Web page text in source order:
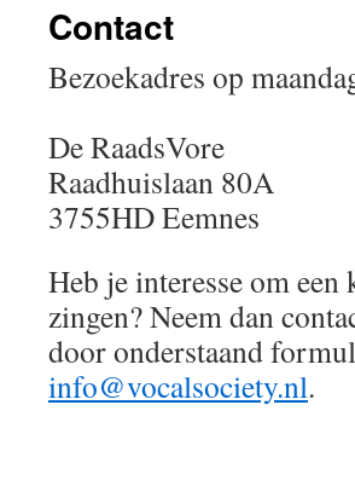
Contact
Bezoekadres op
De RaadsVore
Raadhuislaan 80A
3755HD Eemnes
Heb je interesse om
zingen? Neem dan
door onderstaand
info@vocalsociety.nl.